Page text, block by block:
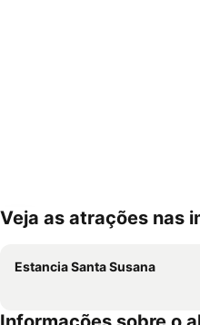
Ampliar mapa
Veja as atrações nas
Estancia Santa Susana